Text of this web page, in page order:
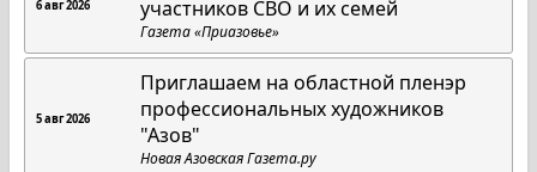
6 авг 2026
участников СВО и их семей
Газета «Приазовье»
5 авг 2026
Приглашаем на областной пленэр
профессиональных художников
"Азов"
Новая Азовская Газета.ру